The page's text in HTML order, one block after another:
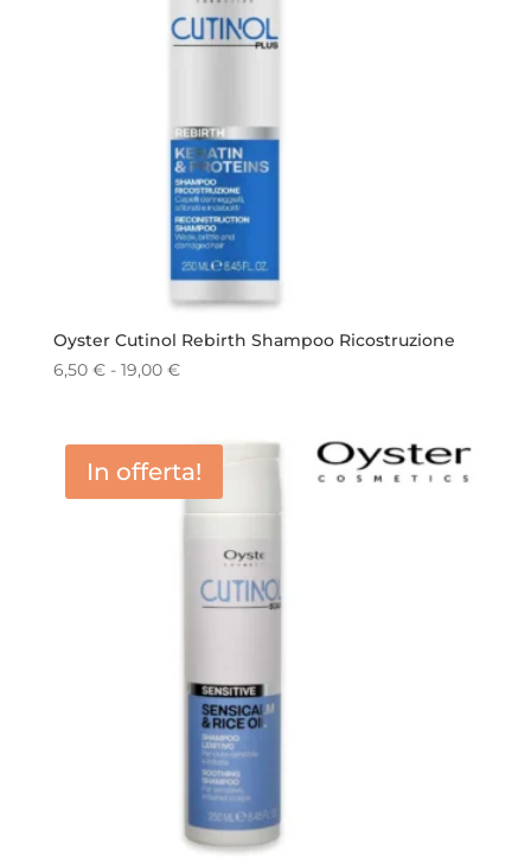
Oyster Cutinol Rebirth Shampoo Ricostruzione
6,50 € - 19,00 €Fascia
da
6,50 €
a
In offerta!